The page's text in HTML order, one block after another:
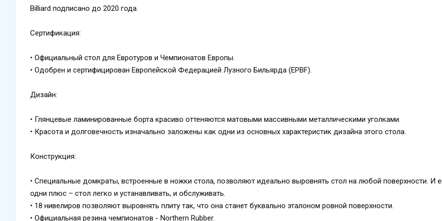
Billiard подписано до 2020 года.
Сертификация:
• Официальный стол для Евротуров и Чемпионатов Европы.
• Одобрен и сертифицирован Европейской Федерацией Лузного Бильярда (EPBF).
Дизайн:
• Глянцевые ламинированные борта красиво оттеняются матовыми массивными металлическими уголками.
• Красота и долговечность изначально заложены как одни из основных характеристик дизайна этого стола.
Конструкция:
• Специальные домкраты, встроенные в ножки стола, позволяют идеально выровнять стол на любой поверхности. И
одни плюс – стол легко и устанавливать, и обслуживать.
• 18 нивелиров позволяют выровнять плиту так, что она станет буквально эталоном ровной поверхности.
• Официальная резина чемпионатов - Northern Rubber.